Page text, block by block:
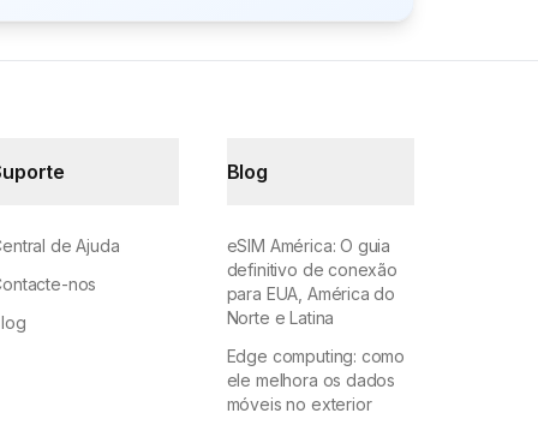
de Ajuda
nos
Blog
eSIM América: O guia
definitivo de conexão
para EUA, América do
Norte e Latina
Edge computing: como
ele melhora os dados
móveis no exterior